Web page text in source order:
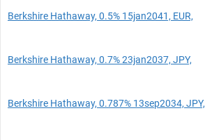
Berkshire Hathaway, 0.5% 15jan2041, EUR,
Berkshire Hathaway, 0.7% 23jan2037, JPY,
Berkshire Hathaway, 0.787% 13sep2034, JPY,